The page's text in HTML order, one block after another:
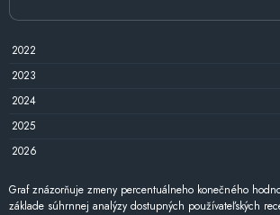
2022
2023
2024
2025
2026
Graf znázorňuje zmeny percentuálneho konečného
základe súhrnnej analýzy dostupných používateľských